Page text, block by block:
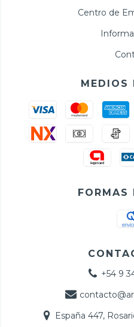
Centro de
MEDIOS
FORMAS
+54 9
España 447,